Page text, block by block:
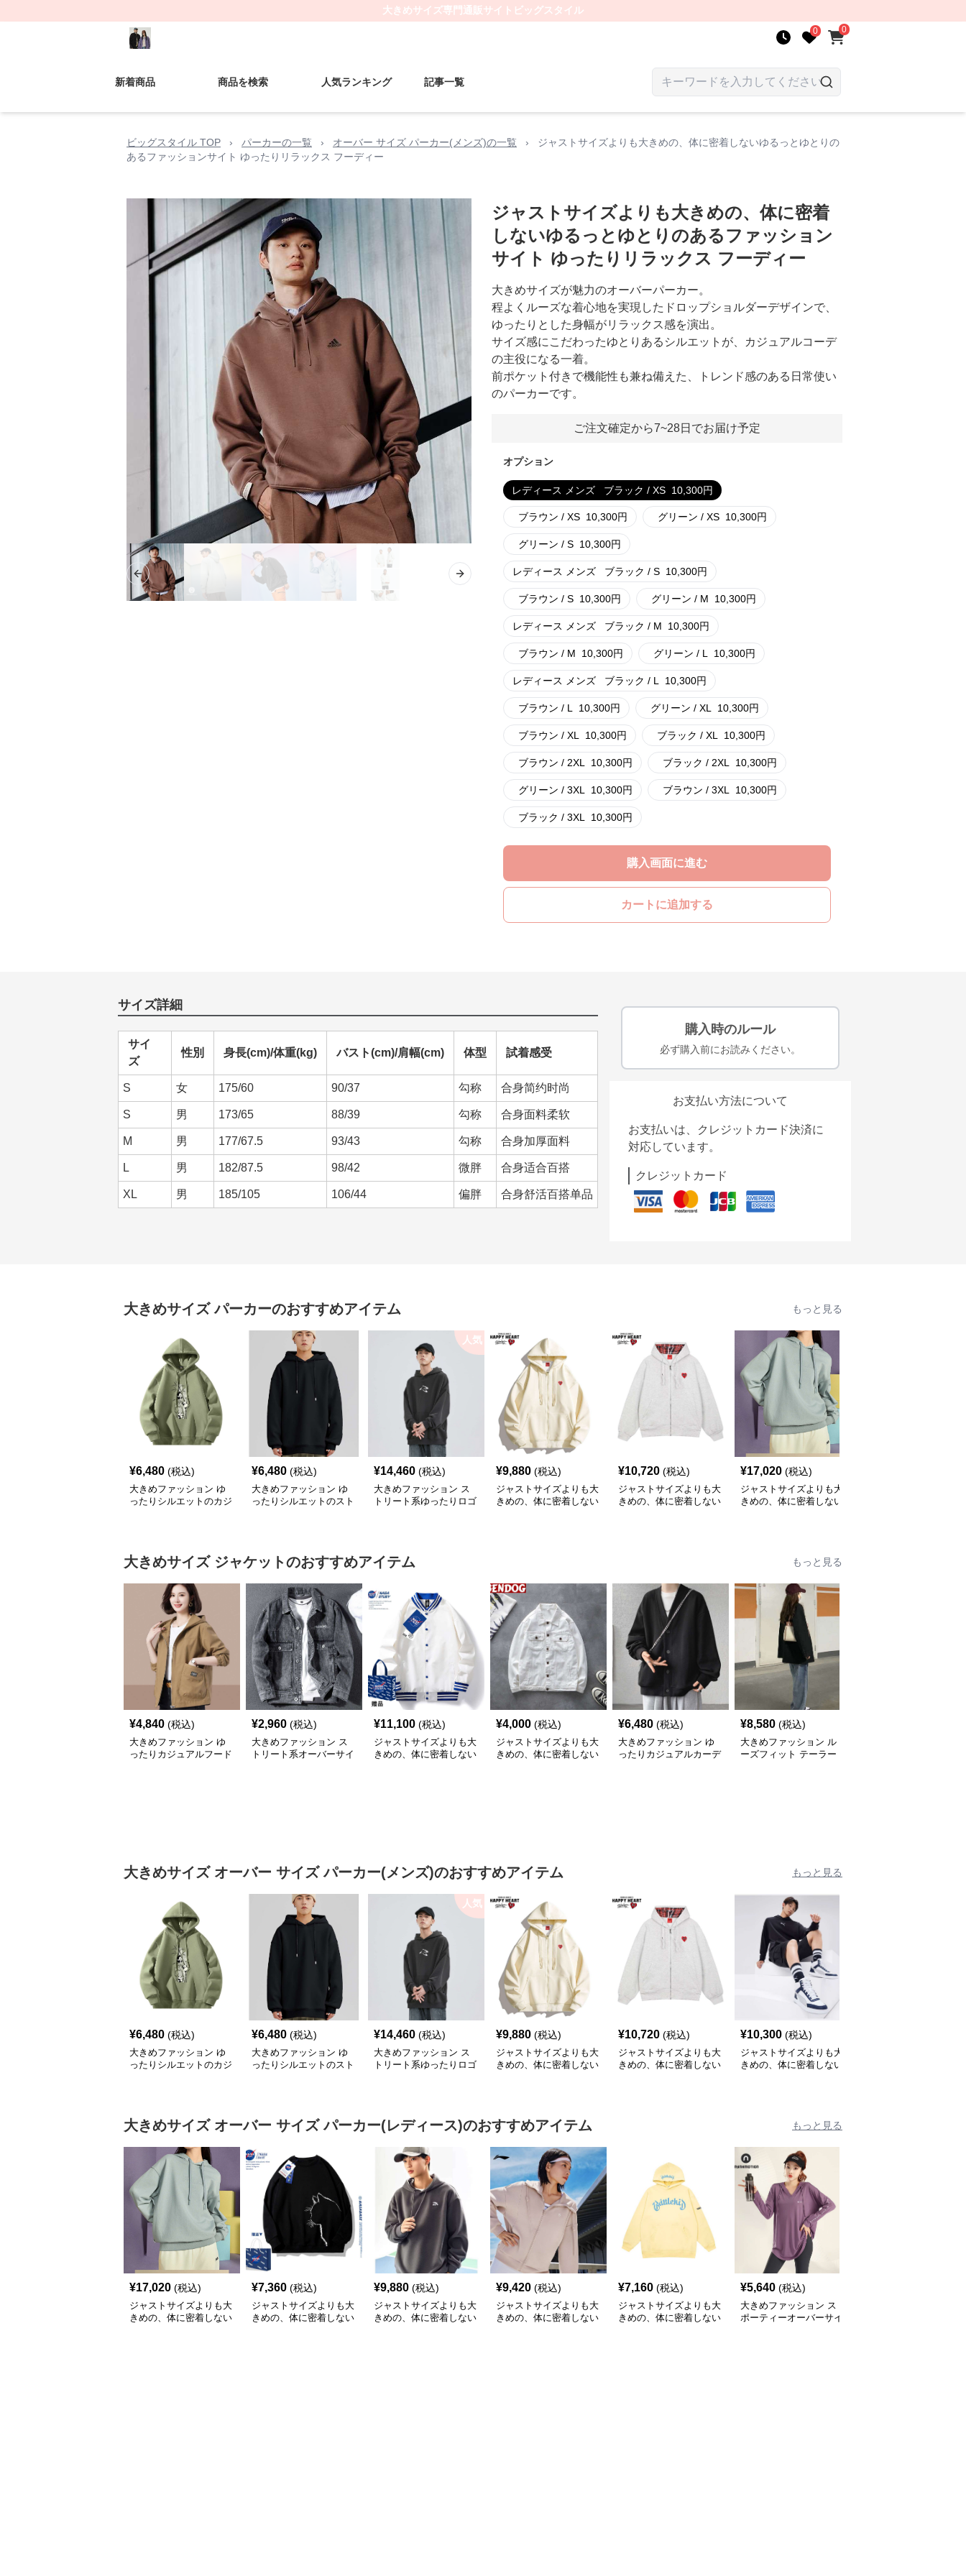
大きめサイズ専門通販サイト ビッグスタイル
0 0
新着商品 商品を検索 人気ランキング 記事一覧
ビッグスタイル TOP › パーカーの一覧 › オーバー サイズ パーカー(メンズ)の一覧 ›
ジャストサイズよりも大きめの、体に密着しないゆるっとゆとりの
あるファッションサイト ゆったりリラックス フーディー
Previous slide Next slide
ジャストサイズよりも大きめの、体に密着
しないゆるっとゆとりのあるファッション
サイト ゆったりリラックス フーディー
大きめサイズが魅力のオーバーパーカー。
程よくルーズな着心地を実現したドロップショルダーデザインで、
ゆったりとした身幅がリラックス感を演出。
サイズ感にこだわったゆとりあるシルエットが、カジュアルコーデ
の主役になる一着。
前ポケット付きで機能性も兼ね備えた、トレンド感のある日常使い
のパーカーです。
ご注文確定から7~28日でお届け予定
オプション
レディース メンズ ブラック / XS 10,300円
ブラウン / XS 10,300円 グリーン / XS 10,300円
グリーン / S 10,300円
レディース メンズ ブラック / S 10,300円
ブラウン / S 10,300円 グリーン / M 10,300円
レディース メンズ ブラック / M 10,300円
ブラウン / M 10,300円 グリーン / L 10,300円
レディース メンズ ブラック / L 10,300円
ブラウン / L 10,300円 グリーン / XL 10,300円
ブラウン / XL 10,300円 ブラック / XL 10,300円
ブラウン / 2XL 10,300円 ブラック / 2XL 10,300円
グリーン / 3XL 10,300円 ブラウン / 3XL 10,300円
ブラック / 3XL 10,300円
購入画面に進む
カートに追加する
サイズ詳細
サイ
ズ
性別 身長(cm)/体重(kg) バスト(cm)/肩幅(cm) 体型 試着感受
S 女 175/60 90/37 勾称 合身简约时尚
S 男 173/65 88/39 勾称 合身面料柔软
M 男 177/67.5 93/43 勾称 合身加厚面料
L 男 182/87.5 98/42 微胖 合身适合百搭
XL 男 185/105 106/44 偏胖 合身舒活百搭单品
購入時のルール
必ず購入前にお読みください。
お支払い方法について
お支払いは、クレジットカード決済に
対応しています。
クレジットカード
大きめサイズ パーカーのおすすめアイテム もっと見る
¥6,480 (税込)
大きめファッション ゆ
ったりシルエットのカジ
¥6,480 (税込)
大きめファッション ゆ
ったりシルエットのスト
人気
¥14,460 (税込)
大きめファッション ス
トリート系ゆったりロゴ
¥9,880 (税込)
ジャストサイズよりも大
きめの、体に密着しない
¥10,720 (税込)
ジャストサイズよりも大
きめの、体に密着しない
¥17,020 (税込)
ジャストサイズよりも大
きめの、体に密着しない
大きめサイズ ジャケットのおすすめアイテム もっと見る
¥4,840 (税込)
大きめファッション ゆ
ったりカジュアルフード
¥2,960 (税込)
大きめファッション ス
トリート系オーバーサイ
¥11,100 (税込)
ジャストサイズよりも大
きめの、体に密着しない
¥4,000 (税込)
ジャストサイズよりも大
きめの、体に密着しない
¥6,480 (税込)
大きめファッション ゆ
ったりカジュアルカーデ
¥8,580 (税込)
大きめファッション ル
ーズフィット テーラー
大きめサイズ オーバー サイズ パーカー(メンズ)のおすすめアイテム もっと見る
¥6,480 (税込)
大きめファッション ゆ
ったりシルエットのカジ
¥6,480 (税込)
大きめファッション ゆ
ったりシルエットのスト
人気
¥14,460 (税込)
大きめファッション ス
トリート系ゆったりロゴ
¥9,880 (税込)
ジャストサイズよりも大
きめの、体に密着しない
¥10,720 (税込)
ジャストサイズよりも大
きめの、体に密着しない
¥10,300 (税込)
ジャストサイズよりも大
きめの、体に密着しない
大きめサイズ オーバー サイズ パーカー(レディース)のおすすめアイテム もっと見る
¥17,020 (税込)
ジャストサイズよりも大
きめの、体に密着しない
¥7,360 (税込)
ジャストサイズよりも大
きめの、体に密着しない
¥9,880 (税込)
ジャストサイズよりも大
きめの、体に密着しない
¥9,420 (税込)
ジャストサイズよりも大
きめの、体に密着しない
¥7,160 (税込)
ジャストサイズよりも大
きめの、体に密着しない
¥5,640 (税込)
大きめファッション ス
ポーティーオーバーサイ